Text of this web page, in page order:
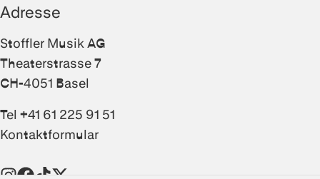
Adresse
Stoffler Musik AG
Theaterstrasse 7
CH-4051 Basel
Tel +41 61 225 91 51
Kontaktformular